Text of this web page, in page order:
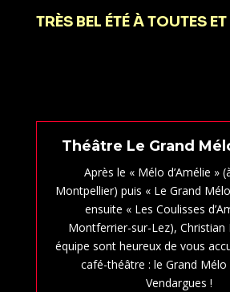
TRÈS BEL ÉTÉ À TOUTES
Théâtre Le Grand
Après le « Mélo d’Amélie »
Montpellier) puis « Le Grand
ensuite « Les Coulisses
Montferrier-sur-Lez), Christian
équipe sont heureux de vous
café-théâtre : le Grand Mélo
Vendargues !